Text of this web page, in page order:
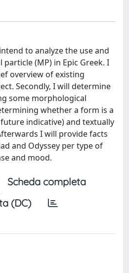
to analyze the use and
(MP) in Epic Greek. I
overview of existing
Secondly, I will determine
some morphological
whether a form is a
indicative) and textually
I will provide facts
and Odyssey per type of
and mood.
Scheda completa
(DC)